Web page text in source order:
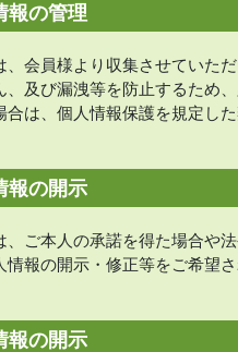
報の管理
、会員様より収集させていた
、及び漏洩等を防止するため
合は、個人情報保護を規定し
報の開示
、ご本人の承諾を得た場合や
情報の開示・修正等をご希望
報の開示